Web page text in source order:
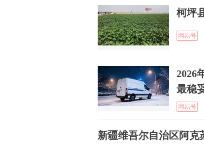
柯坪
网易号
2026
最稳
网易号
新疆维吾尔自治区阿